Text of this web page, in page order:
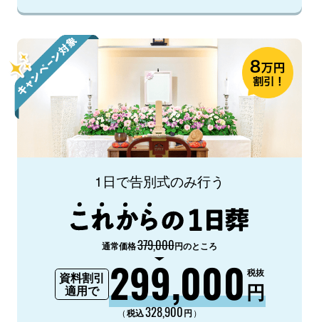
1日で告別式のみ行う
通常価格379,000円のところ
資料割引
適用で
299,000円
税抜
（税込328,900円 ）